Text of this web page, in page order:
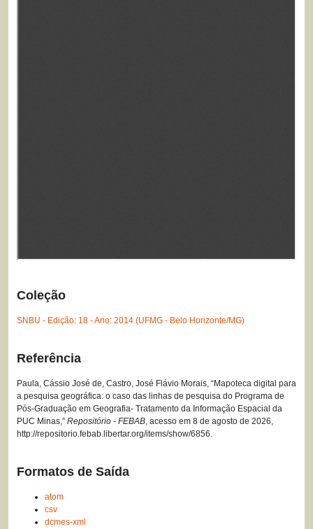
Coleção
SNBU - Edição: 18 - Ano: 2014 (UFMG - Belo Horizonte/MG)
Referência
Paula, Cássio José de, Castro, José Flávio Morais, “Mapoteca digital para
a pesquisa geográfica: o caso das linhas de pesquisa do Programa de
Pós-Graduação em Geografia- Tratamento da Informação Espacial da
PUC Minas,” Repositório - FEBAB, acesso em 8 de agosto de 2026,
http://repositorio.febab.libertar.org/items/show/6856.
Formatos de Saída
atom
csv
dcmes-xml